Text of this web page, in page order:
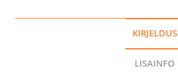
KIRJELDUS
LISAINFO